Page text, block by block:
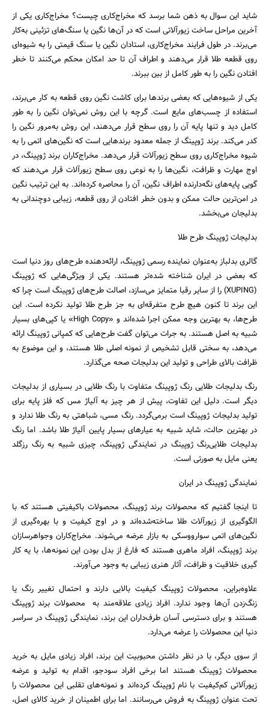
‎شاید این سوال به ذهن شما برسد که مخراج‌کاری چیست؟ مخراج‌کاری یکی از
آخرین مراحل ساخت زیورآلاتی است که در آن‌ها نگین یا سنگ‌های تزئینی به‌کار
می‌برند. در طول فرایند مخراج‌کاری، استادان نگین یا سنگ‌ قیمتی را به شیوه‌ای
روی قطعه طلا قرار می‌دهند و اطراف آن تا حد امکان محکم می‌‌کنند تا خطر
افتادن نگین را به طور کامل از بین ببرند.
یکی از شیوه‌هایی که بعضی برندها برای کاشت نگین روی قطعه به کار می‌برند،
استفاده از چسب‌های مایع است. گرچه با این روش نمی‌توان نگین را به طور
کامل دید و تنها پایه آن را روی سطح قرار می‌دهند، این روش به‌مرور نگین را
کدر می‌کند. برند ژوپینگ از جمله معدود برندهایی است که نگین‌های اتمی را به
شیوه‌ مخراج‌کاری روی سطح زیورآلات قرار می‌دهد. مخراج‌کاران برند ژوپینگ، در
اوج مهارت و ظرافت، نگین‌ها را به نوعی روی سطح زیورآلات قرار می‌دهند که
گویی پایه‌های نگه‌دارنده اطراف نگین، آن را محاصره کرده‌اند. به این ترتیب نگین
در امن‌ترین حالت ممکن و بدون خطر افتادن از روی قطعه، زیبایی دو‌چندانی به
بدلیجان می‌بخشد.
‎گالری بدلباز به‌عنوان نماینده رسمی ژوپینگ، ارائه‌دهنده طرح‌های روز دنیا است
که بعضی در ایران شناخته شده‌تر هستند. یکی از ویژگی‌هایی که ژوپینگ
(XUPING) را از سایر رقبا متمایز می‌سازد، اصالت طرح‌های ژوپینگ است چرا که
این برند تا کنون هیچ طرح متفرقه‌ای به جز طرح طلا تولید نکرده است. این
طرح‌ها، به بهترین وجه ممکن اجرا شده‌اند و «High Copy» یا کپی‌های بسیار
شبیه به اصل هستند. به جرات می‌توان گفت طرح‌هایی که کمپانی ژوپینگ ارائه
می‌دهد، به سختی قابل تشخیص از نمونه‌ اصلی طلا هستند، و این موضوع به
ظرافت بالای طراحی و تولید این بدلیجات صحه می‌گذارد.
رنگ بدلیجات طلایی رنگ ژوپینگ متفاوت با رنگ طلایی در بسیاری از بدلیجات
دیگر است. دلیل این تفاوت، پیش از هر چیز به آلیاژ مس که فلز پایه برای
تولید بدلیجات ژوپینگ است برمی‌گردد. رنگ مسی، شباهتی به رنگ طلا ندارد و
در بهترین حالت، شاید شبیه به عیارهای بسیار پایین آلیاژ طلا باشد. اما رنگ
بدلیجات طلایی‌رنگ ژوپینگ در نمایندگی ژوپینگ، چیزی شبیه به رنگ رزگلد
یعنی مایل به صورتی است.
نمایندگی ژوپینگ در ایران
تا اینجا گفتیم که محصولات برند ژوپینگ، محصولات باکیفیتی هستند که با
الگوگیری از زیورآلات طلا ساخته‌شده‌اند و در اوج کیفیت و با بهره‌گیری از
نگین‌های اتمی سوارووسکی به بازار عرضه می‌شوند. مخراج‌کاران وجواهرسازان
برند ژوپینگ، افراد ماهری هستند که فارغ از بدل بودن این نمونه‌ها، با یه ‌کار
گیری خلاقیت و ظرافت، آثار هنری زیبایی به وجود می‌آورند.
علاوه‌بر‌این، محصولات ژوپینگ کیفیت بالایی دارند و احتمال تغییر رنگ یا
زنگ‌زدن آن‌ها وجود ندارد. افراد زیادی علاقه‌مند به محصولات برند ژوپینگ
هستند و برای دسترسی آسان طرف‌داران این برند، نمایندگی ژوپینگ در سراسر
دنیا این محصولات را عرضه می‌دارد.
از سوی دیگر، با در نظر داشتن محبوبیت این برند، افراد زیادی مایل به خرید
محصولات ژوپینگ هستند اما برخی افراد سودجو، اقدام به تولید و عرضه
زیورآلاتی کم‌کیفیت با نام ژوپینگ کرده‌اند و نمونه‌های تقلبی این محصولات را
تحت عنوان ژوپینگ به فروش می‌رسانند. اما برای اطمینان از خرید کالای اصل،